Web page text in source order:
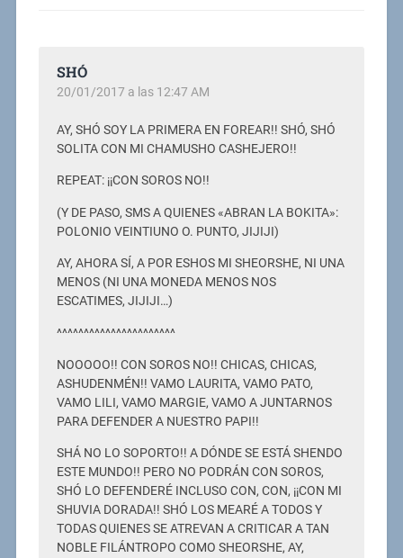
SHÓ
20/01/2017 a las 12:47 AM
AY, SHÓ SOY LA PRIMERA EN FOREAR!! SHÓ, SHÓ
SOLITA CON MI CHAMUSHO CASHEJERO!!
REPEAT: ¡¡CON SOROS NO!!
(Y DE PASO, SMS A QUIENES «ABRAN LA BOKITA»:
POLONIO VEINTIUNO O. PUNTO, JIJIJI)
AY, AHORA SÍ, A POR ESHOS MI SHEORSHE, NI UNA
MENOS (NI UNA MONEDA MENOS NOS
ESCATIMES, JIJIJI…)
^^^^^^^^^^^^^^^^^^^^^^
NOOOOO!! CON SOROS NO!! CHICAS, CHICAS,
ASHUDENMÉN!! VAMO LAURITA, VAMO PATO,
VAMO LILI, VAMO MARGIE, VAMO A JUNTARNOS
PARA DEFENDER A NUESTRO PAPI!!
SHÁ NO LO SOPORTO!! A DÓNDE SE ESTÁ SHENDO
ESTE MUNDO!! PERO NO PODRÁN CON SOROS,
SHÓ LO DEFENDERÉ INCLUSO CON, CON, ¡¡CON MI
SHUVIA DORADA!! SHÓ LOS MEARÉ A TODOS Y
TODAS QUIENES SE ATREVAN A CRITICAR A TAN
NOBLE FILÁNTROPO COMO SHEORSHE, AY,